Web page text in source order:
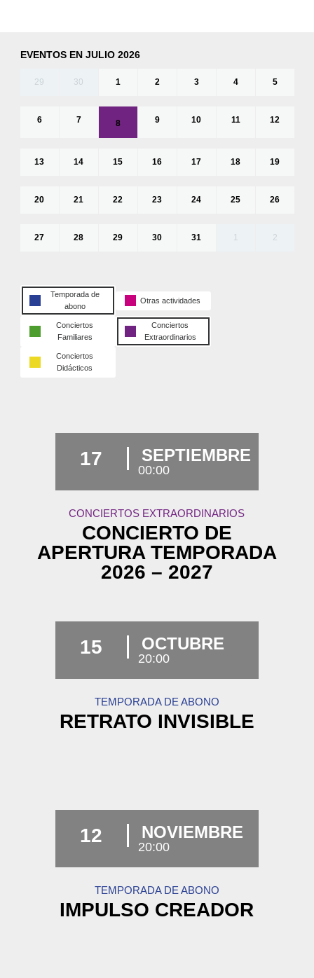
EVENTOS EN JULIO 2026
29 30 1 2 3 4 5
6 7 8 9 10 11 12
13 14 15 16 17 18 19
20 21 22 23 24 25 26
27 28 29 30 31 1 2
Temporada de
abono
Otras actividades
Conciertos
Familiares
Conciertos
Extraordinarios
Conciertos
Didácticos
17 SEPTIEMBRE
00:00
CONCIERTOS EXTRAORDINARIOS
CONCIERTO DE
APERTURA TEMPORADA
2026 – 2027
15 OCTUBRE
20:00
TEMPORADA DE ABONO
RETRATO INVISIBLE
12 NOVIEMBRE
20:00
TEMPORADA DE ABONO
IMPULSO CREADOR